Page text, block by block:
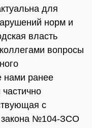
для
норм и
власть
вопросы
нами ранее
с
закона №104-ЗСО